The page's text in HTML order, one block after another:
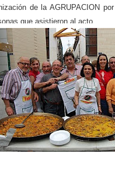
de la AGRUPACION
que asistieron al acto.